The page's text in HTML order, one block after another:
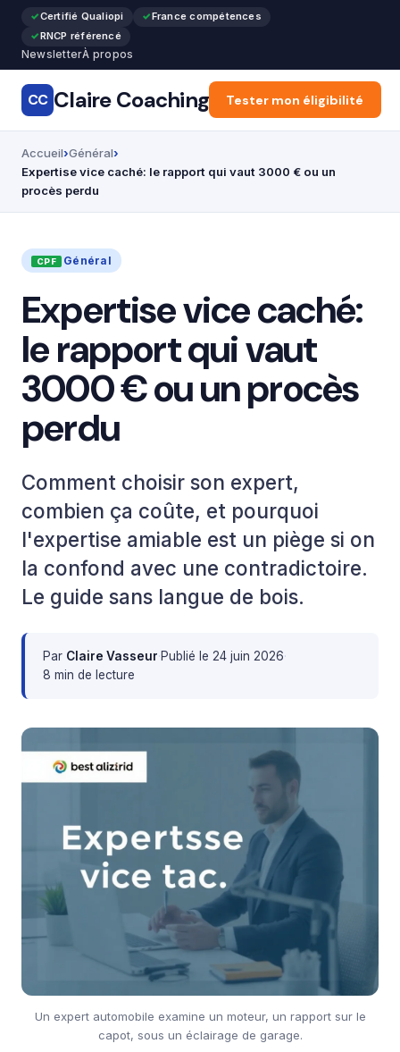
Certifié Qualiopi
France compétences
RNCP référencé
NewsletterÀ propos
CC Claire Coaching Accueil Articles
Tester mon éligibilité
Accueil Général
Expertise vice caché: le rapport qui vaut 3000 € ou un
procès perdu
Général
Expertise vice caché:
le rapport qui vaut
3000 € ou un procès
perdu
Comment choisir son expert,
combien ça coûte, et pourquoi
l'expertise amiable est un piège si on
la confond avec une contradictoire.
Le guide sans langue de bois.
Par Claire Vasseur·Publié le 24 juin 2026·
8 min de lecture
Un expert automobile examine un moteur, un rapport sur le
capot, sous un éclairage de garage.